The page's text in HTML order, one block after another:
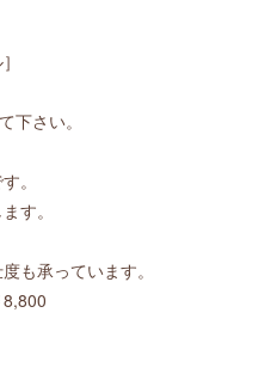
下さい。
。
す。
も承っています。